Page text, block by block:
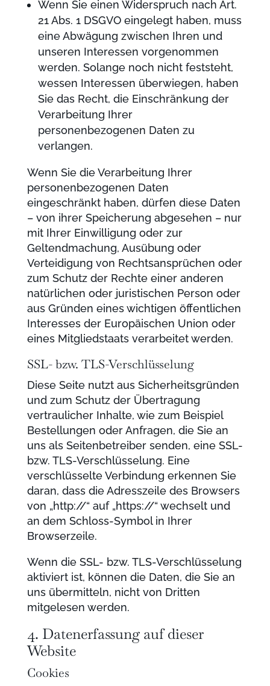
Wenn Sie einen Widerspruch nach Art.
21 Abs. 1 DSGVO eingelegt haben, muss
eine Abwägung zwischen Ihren und
unseren Interessen vorgenommen
werden. Solange noch nicht feststeht,
wessen Interessen überwiegen, haben
Sie das Recht, die Einschränkung der
Verarbeitung Ihrer
personenbezogenen Daten zu
verlangen.
Wenn Sie die Verarbeitung Ihrer
personenbezogenen Daten
eingeschränkt haben, dürfen diese Daten
– von ihrer Speicherung abgesehen – nur
mit Ihrer Einwilligung oder zur
Geltendmachung, Ausübung oder
Verteidigung von Rechtsansprüchen oder
zum Schutz der Rechte einer anderen
natürlichen oder juristischen Person oder
aus Gründen eines wichtigen öffentlichen
Interesses der Europäischen Union oder
eines Mitgliedstaats verarbeitet werden.
SSL- bzw. TLS-Verschlüsselung
Diese Seite nutzt aus Sicherheitsgründen
und zum Schutz der Übertragung
vertraulicher Inhalte, wie zum Beispiel
Bestellungen oder Anfragen, die Sie an
uns als Seitenbetreiber senden, eine SSL-
bzw. TLS-Verschlüsselung. Eine
verschlüsselte Verbindung erkennen Sie
daran, dass die Adresszeile des Browsers
von „http://“ auf „https://“ wechselt und
an dem Schloss-Symbol in Ihrer
Browserzeile.
Wenn die SSL- bzw. TLS-Verschlüsselung
aktiviert ist, können die Daten, die Sie an
uns übermitteln, nicht von Dritten
mitgelesen werden.
4. Datenerfassung auf dieser
Website
Cookies